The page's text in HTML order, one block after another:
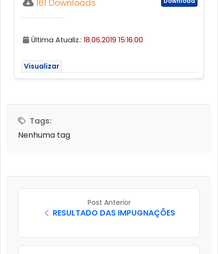
161 Downloads
Última Atualiz.: 18.06.2019 15:16:00
Visualizar
Tags:
Nenhuma tag
Post Anterior
RESULTADO DAS IMPUGNAÇÕES